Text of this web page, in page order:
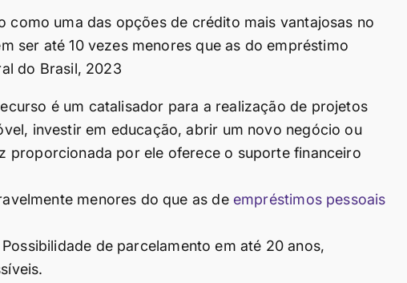
como uma das opções de crédito mais vantajosas no
ser até 10 vezes menores que as do empréstimo
do Brasil, 2023
é um catalisador para a realização de projetos
investir em educação, abrir um novo negócio ou
proporcionada por ele oferece o suporte financeiro
menores do que as de empréstimos pessoais
Possibilidade de parcelamento em até 20 anos,